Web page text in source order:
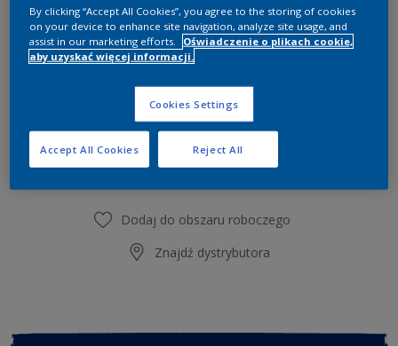
0,84 litra 2,03 litra 8,37 litra
Ilość Kalkulator farby
Dodaj do listy zakupów
Dodaj do obszaru roboczego
Znajdź dystrybutora
By clicking “Accept All Cookies”, you agree to the storing of cookies
on your device to enhance site navigation, analyze site usage, and
assist in our marketing efforts.
Oświadczenie o plikach cookie,
aby uzyskać więcej informacji.
Cookies Settings
Reject All
Accept All Cookies